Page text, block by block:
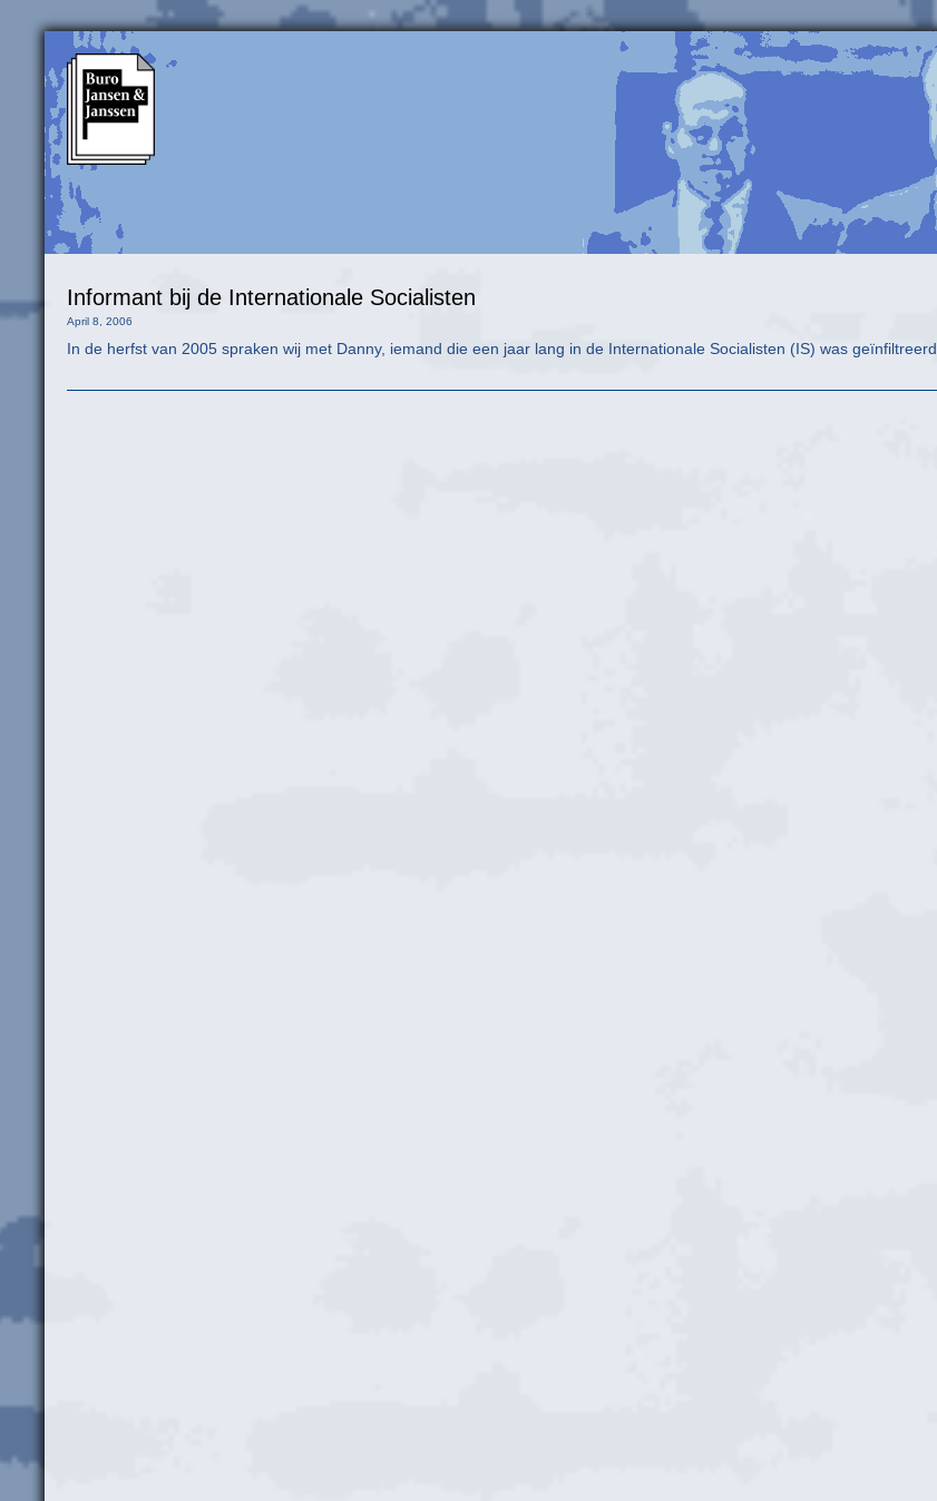
Informant bij de Internationale Socialisten
April 8, 2006
In de herfst van 2005 spraken wij met Danny, iemand die een jaar lang in de Internationale Socialisten (IS) was geïnfiltreerd.